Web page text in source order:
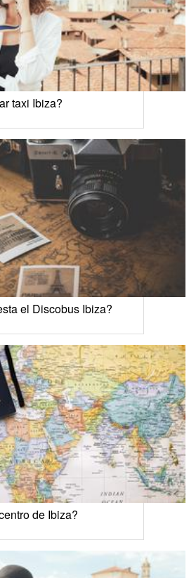
taxi Ibiza?
el Discobus Ibiza?
de Ibiza?